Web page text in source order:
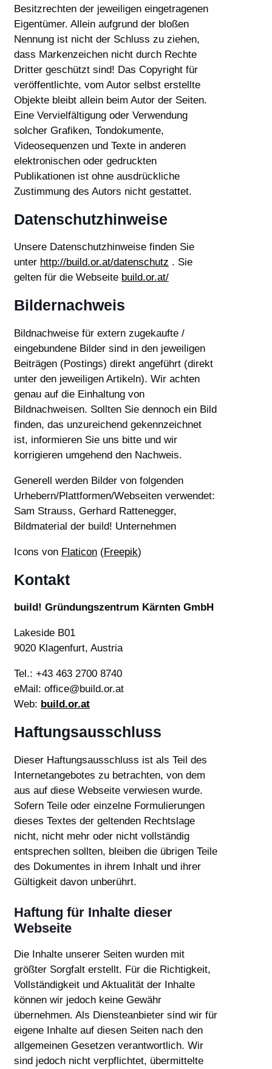
Besitzrechten der jeweiligen eingetragenen
Eigentümer. Allein aufgrund der bloßen
Nennung ist nicht der Schluss zu ziehen,
dass Markenzeichen nicht durch Rechte
Dritter geschützt sind! Das Copyright für
veröffentlichte, vom Autor selbst erstellte
Objekte bleibt allein beim Autor der Seiten.
Eine Vervielfältigung oder Verwendung
solcher Grafiken, Tondokumente,
Videosequenzen und Texte in anderen
elektronischen oder gedruckten
Publikationen ist ohne ausdrückliche
Zustimmung des Autors nicht gestattet.
Datenschutzhinweise
Unsere Datenschutzhinweise finden Sie
unter http://build.or.at/datenschutz . Sie
gelten für die Webseite build.or.at/
Bildernachweis
Bildnachweise für extern zugekaufte /
eingebundene Bilder sind in den jeweiligen
Beiträgen (Postings) direkt angeführt (direkt
unter den jeweiligen Artikeln). Wir achten
genau auf die Einhaltung von
Bildnachweisen. Sollten Sie dennoch ein Bild
finden, das unzureichend gekennzeichnet
ist, informieren Sie uns bitte und wir
korrigieren umgehend den Nachweis.
Generell werden Bilder von folgenden
Urhebern/Plattformen/Webseiten verwendet:
Sam Strauss, Gerhard Rattenegger,
Bildmaterial der build! Unternehmen
Icons von Flaticon (Freepik)
Kontakt
build! Gründungszentrum Kärnten GmbH
Lakeside B01
9020 Klagenfurt, Austria
Tel.: +43 463 2700 8740
eMail: office@build.or.at
Web: build.or.at
Haftungsausschluss
Dieser Haftungsausschluss ist als Teil des
Internetangebotes zu betrachten, von dem
aus auf diese Webseite verwiesen wurde.
Sofern Teile oder einzelne Formulierungen
dieses Textes der geltenden Rechtslage
nicht, nicht mehr oder nicht vollständig
entsprechen sollten, bleiben die übrigen Teile
des Dokumentes in ihrem Inhalt und ihrer
Gültigkeit davon unberührt.
Haftung für Inhalte dieser
Webseite
Die Inhalte unserer Seiten wurden mit
größter Sorgfalt erstellt. Für die Richtigkeit,
Vollständigkeit und Aktualität der Inhalte
können wir jedoch keine Gewähr
übernehmen. Als Diensteanbieter sind wir für
eigene Inhalte auf diesen Seiten nach den
allgemeinen Gesetzen verantwortlich. Wir
sind jedoch nicht verpflichtet, übermittelte